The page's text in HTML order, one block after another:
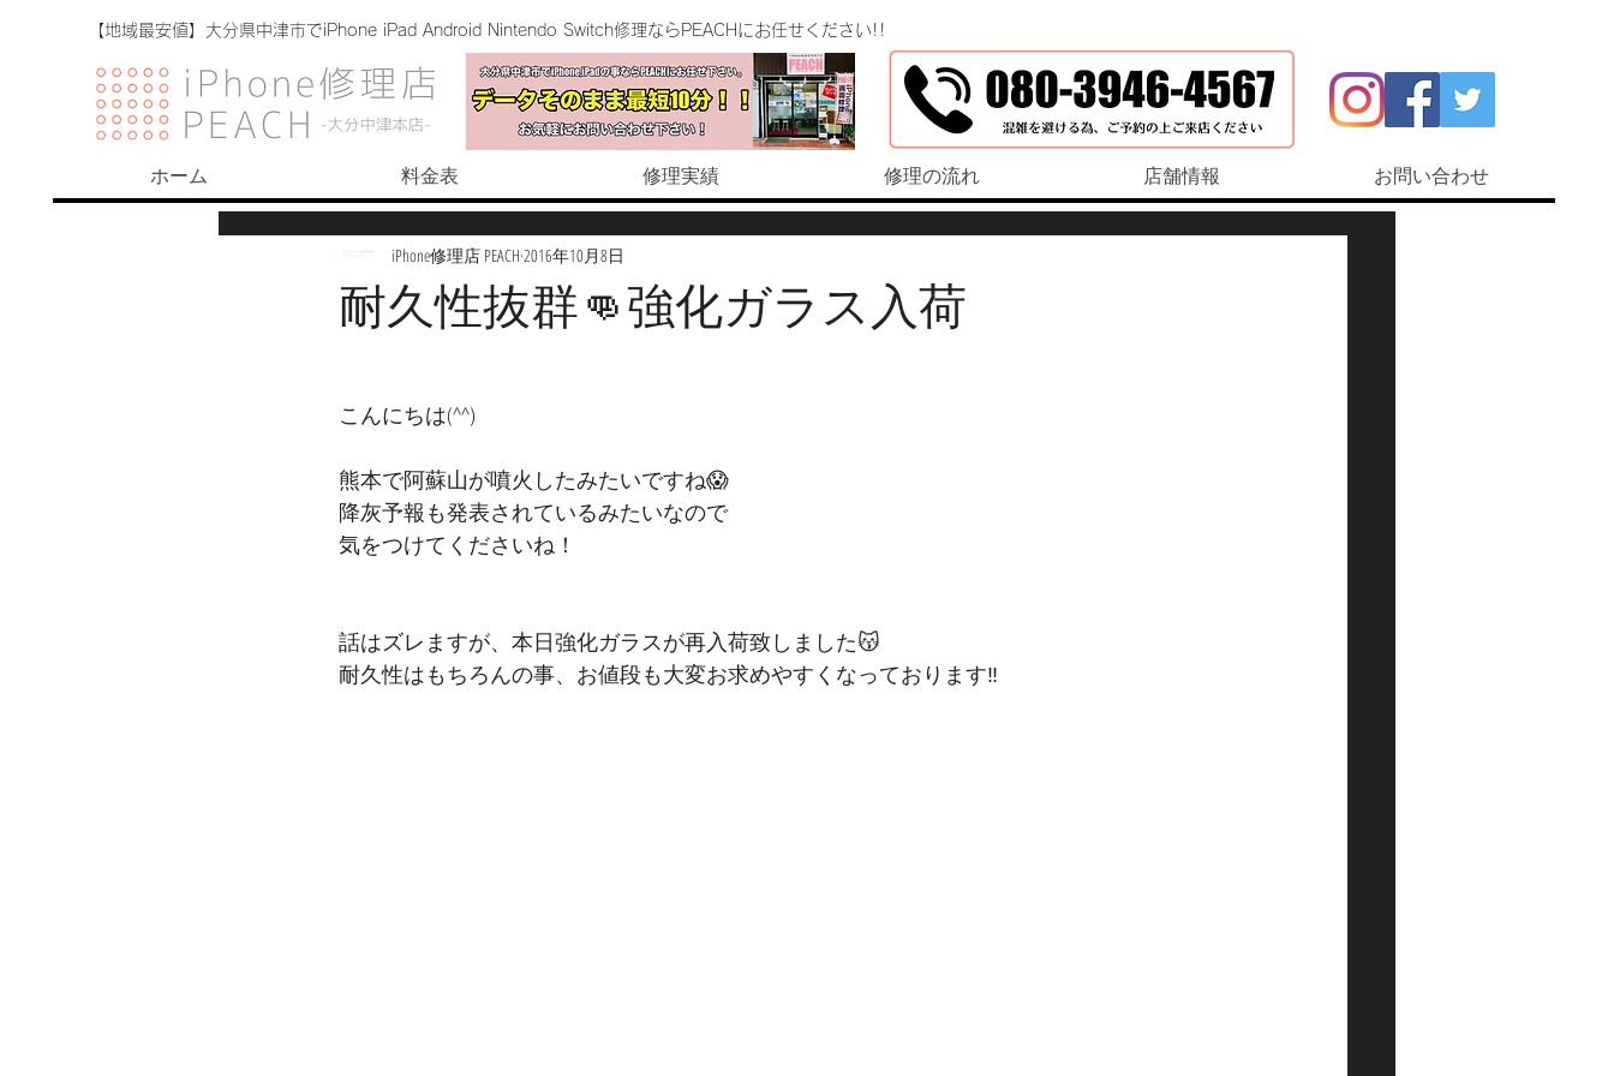
【地域最安値】大分県中津市でiPhone iPad Android Nintendo Switch修理ならPEACHにお任せください!!
ホーム 料金表 修理実績 修理の流れ 店舗情報 お問い合わせ
耐久性抜群👊強化ガラス入荷
iPhone修理店 PEACH 2016年10月8日
こんにちは(^^)
熊本で阿蘇山が噴火したみたいですね😱
降灰予報も発表されているみたいなので
気をつけてくださいね！
話はズレますが、本日強化ガラスが再入荷致しました😽
耐久性はもちろんの事、お値段も大変お求めやすくなっております‼️